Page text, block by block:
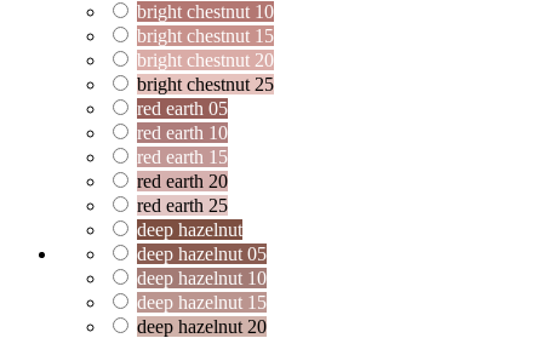
bright chestnut 10
bright chestnut 15
bright chestnut 20
bright chestnut 25
red earth 05
red earth 10
red earth 15
red earth 20
red earth 25
deep hazelnut
deep hazelnut 05
deep hazelnut 10
deep hazelnut 15
deep hazelnut 20